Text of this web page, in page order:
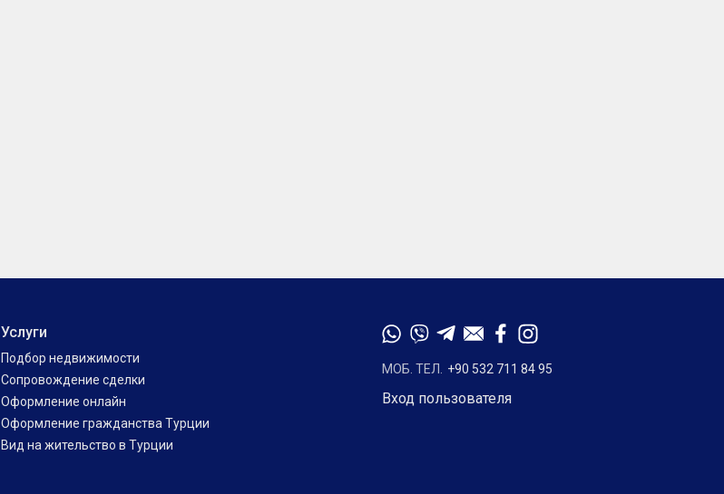
Услуги
Подбор недвижимости
Сопровождение сделки
Оформление онлайн
Оформление гражданства Турции
Вид на жительство в Турции
МОБ. ТЕЛ. +90 532 711 84 95
Вход пользователя